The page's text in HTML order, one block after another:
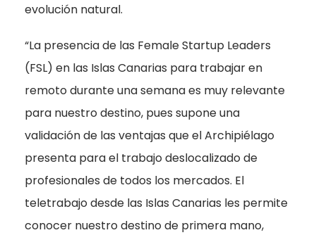
evolución natural.
“La presencia de las Female Startup Leaders
(FSL) en las Islas Canarias para trabajar en
remoto durante una semana es muy relevante
para nuestro destino, pues supone una
validación de las ventajas que el Archipiélago
presenta para el trabajo deslocalizado de
profesionales de todos los mercados. El
teletrabajo desde las Islas Canarias les permite
conocer nuestro destino de primera mano,